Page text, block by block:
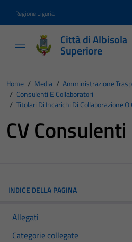
Regione Liguria
Città di Albisola
Superiore
Home / Media / Amministrazione
/ Consulenti E Collaboratori
/ Titolari Di Incarichi Di Collaborazione
CV Consulenti
INDICE DELLA PAGINA
Allegati
Categorie collegate